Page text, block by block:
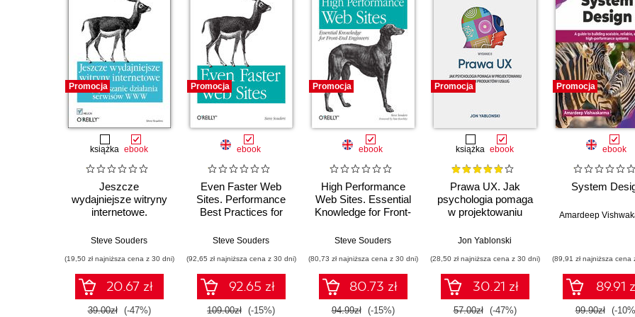
Promocja
książka ebook
Jeszcze
wydajniejsze witryny
internetowe.
działania serwisów
Steve Souders
(19,50 zł najniższa cena z 30 dni)
20.67 zł
39.00zł (-47%)
Promocja
ebook
Even Faster Web
Sites. Performance
Best Practices for
Steve Souders
(92,65 zł najniższa cena z 30 dni)
92.65 zł
109.00zł (-15%)
Promocja
ebook
High Performance
Web Sites. Essential
Knowledge for Front-
Steve Souders
(80,73 zł najniższa cena z 30 dni)
80.73 zł
94.99zł (-15%)
Promocja
książka ebook
Prawa UX. Jak
psychologia pomaga
w projektowaniu
usług. Wydanie II
Jon Yablonski
(28,50 zł najniższa cena z 30 dni)
30.21 zł
57.00zł (-47%)
Promocja
ebook
System
Amardeep
(89,91 zł najniższa cena
89.91
99.90zł (-